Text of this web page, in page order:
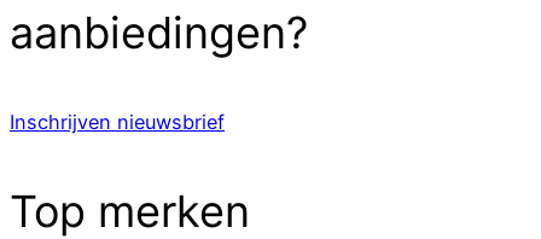
aanbiedingen?
Inschrijven nieuwsbrief
Top merken